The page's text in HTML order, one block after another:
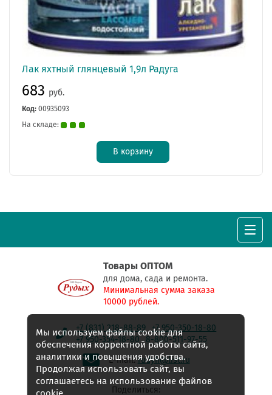
Лак яхтный глянцевый 1,9л Радуга
683 руб.
Код: 00935093
На складе:
В корзину
Товары ОПТОМ
для дома, сада и ремонта.
Минимальная сумма заказа
10000 рублей.
+7 (831) 218-88-89
+7 950-350-18-80
+7 950-354-18-80
8-800-511-97-55
E-mail:rudyh@list.ru
Поделиться:
Мы используем файлы cookie для
обеспечения корректной работы сайта,
аналитики и повышения удобства.
Продолжая использовать сайт, вы
соглашаетесь на использование файлов